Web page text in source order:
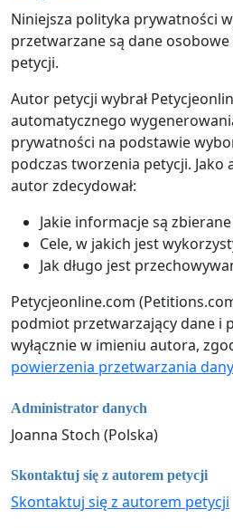
Niniejsza polityka prywatności
przetwarzane są dane
petycji.
Autor petycji wybrał
automatycznego
prywatności na podstawie
podczas tworzenia petycji.
autor zdecydował:
Jakie informacje są
Cele, w jakich jest
Jak długo jest
Petycjeonline.com
podmiot przetwarzający dane i
wyłącznie w imieniu autora,
powierzenia przetwarzania
Administrator danych
Joanna Stoch (Polska)
Skontaktuj się z autorem petycji
Skontaktuj się z autorem petycji